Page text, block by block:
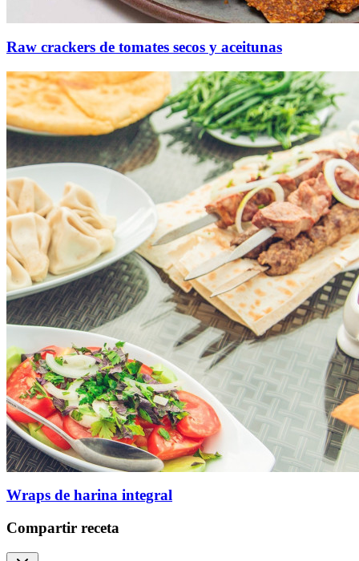
Raw crackers de tomates secos y aceitunas
Wraps de harina integral
Compartir receta